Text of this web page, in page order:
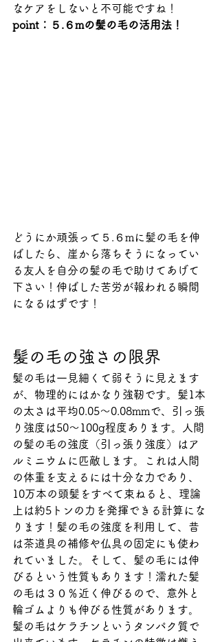
なケアをしないと不可能ですね！
point：５.６mの髪の毛の活用法！
どうにか頑張って５.６mに髪の毛を伸
ばしたら、崖から落ちそうになってい
る友人を自分の髪の毛で助けてあげて
下さい！伸ばした苦労が報われる瞬間
になるはずです！
髪の毛の強さの限界
髪の毛は一見細くて弱そうに見えます
が、物理的にはかなり強靭です。髪1本
の太さは平均0.05〜0.08mmで、引っ張
り強度は50〜100g程度あります。人間
の髪の毛の強度（引っ張り強度）はア
ルミニウムに匹敵します。これは人間
の体重を支えるには十分な力であり、
10万本の頭髪をすべて束ねると、理論
上は約5トンの力を発揮できる計算にな
ります！髪の毛の強度を利用して、昔
は茶道具の補修や仏具の固定にも使わ
れていました。そして、髪の毛には伸
びるという性質もあります！濡れた髪
の毛は３０％近く伸びるので、意外と
輪ゴムよりも伸びる性質があります。
髪の毛はケラチンというタンパク質で